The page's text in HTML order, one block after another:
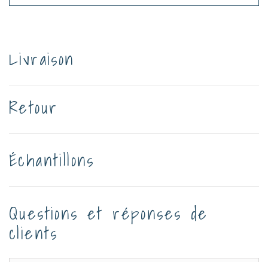
Livraison
Retour
Échantillons
Questions et réponses de
clients